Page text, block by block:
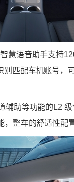
慧语音助手支持
匹配车机账号，
辅助等功能的L2
整车的舒适性配